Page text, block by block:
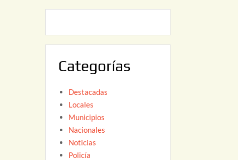
2
2
Categorías
Destacadas
Locales
Municipios
Nacionales
Noticias
Policía